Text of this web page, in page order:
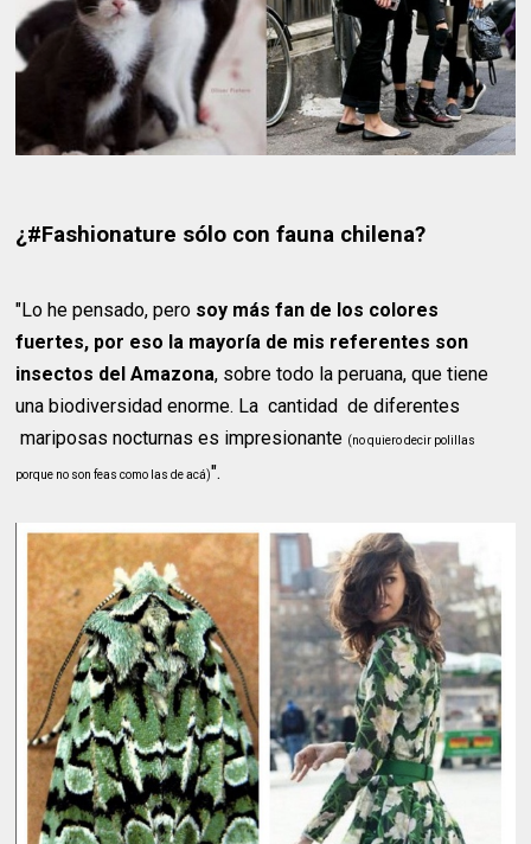
¿#Fashionature sólo con fauna chilena?
"Lo he pensado, pero soy más fan de los colores
fuertes, por eso la mayoría de mis referentes son
insectos del Amazona, sobre todo la peruana, que tiene
una biodiversidad enorme. La cantidad de diferentes
mariposas nocturnas es impresionante (no quiero decir polillas
porque no son feas como las de acá)".